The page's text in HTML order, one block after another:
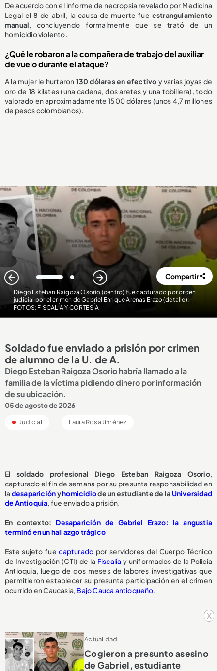
x
De acuerdo con el informe de necropsia revelado por Medicina
Legal el 8 de abril, la causa de muerte fue estrangulamiento
manual, concluyendo formalmente que se trató de un
homicidio violento.
¿Qué le robaron a la compañera de trabajo del auxiliar
de vuelo durante el ataque?
A la mujer le hurtaron 130 dólares en efectivo y varias joyas de
oro de 18 kilates (una cadena, dos aretes y una tobillera), todo
valorado en aproximadamente 1500 dólares (unos 4,7 millones
de pesos colombianos).
Diego Esteban Raigoza Osorio (centro) fue capturado por orden
judicial por el crimen de Gabriel Enrique Arenas Erazo (detalle).
FOTOS: FISCALÍA Y CORTESÍA
1 2 Compartir
Soldado fue enviado a prisión por crimen
de alumno de la U. de A.
Diego Esteban Raigoza Osorio habría llamado a la
familia de la víctima pidiendo dinero por información
de su ubicación.
05 de agosto de 2026
Judicial Laura Rosa Jiménez
El soldado profesional Diego Esteban Raigoza Osorio,
capturado el fin de semana por su presunta responsabilidad en
la desapariciónyhomicidiode un estudiante de laUniversidad
de Antioquia, fue enviado a prisión.
En contexto: Desaparición de Gabriel Erazo: la angustia
terminó en un hallazgo trágico
Este sujeto fuecapturado por servidores del Cuerpo Técnico
de Investigación (CTI) de la Fiscalía y uniformados de la Policía
Antioquia, luego de dos meses de labores investigativas que
permitieron establecer su presunta participación en el crimen
ocurrido en Caucasia, Bajo Cauca antioqueño.
Actualidad
Cogieron a presunto asesino
de Gabriel, estudiante